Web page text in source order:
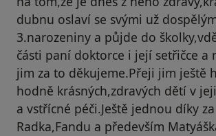
dubnu oslaví se svými už
3.narozeniny a půjde do
části paní doktorce i její setřičce a
jim za to děkujeme.Přeji jim ještě
hodně krásných,zdravých dětí v
a vstřícné péči.Ještě jednou díky
Radka,Fandu a především